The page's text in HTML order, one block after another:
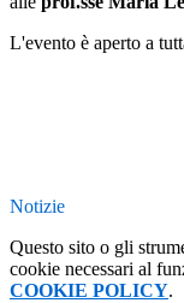
L'evento è aperto a
Notizie
Questo sito o gli
cookie necessari al
COOKIE POLICY.